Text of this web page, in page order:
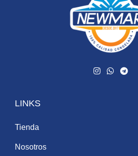
LINKS
Tienda
Nosotros